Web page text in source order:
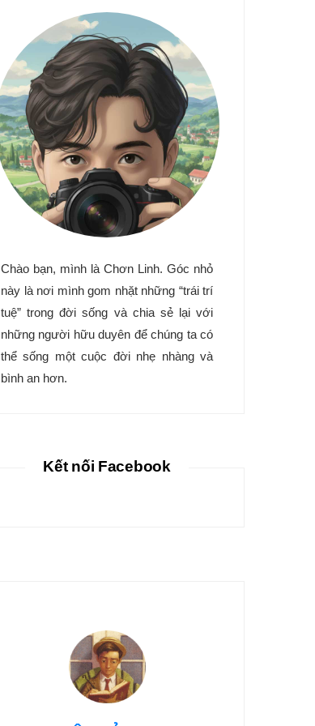
Chào bạn, mình là Chơn Linh. Góc nhỏ
này là nơi mình gom nhặt những “trái trí
tuệ” trong đời sống và chia sẻ lại với
những người hữu duyên để chúng ta có
thể sống một cuộc đời nhẹ nhàng và
bình an hơn.
Kết nối Facebook